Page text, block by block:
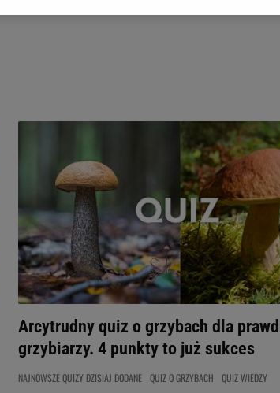
Arcytrudny quiz o grzybach dla
grzybiarzy. 4 punkty to już sukces
NAJNOWSZE QUIZY DZISIAJ DODANE QUIZ O GRZYBACH QUIZ WIEDZY
lub dostęp do nich. Spersonalizowane reklamy i